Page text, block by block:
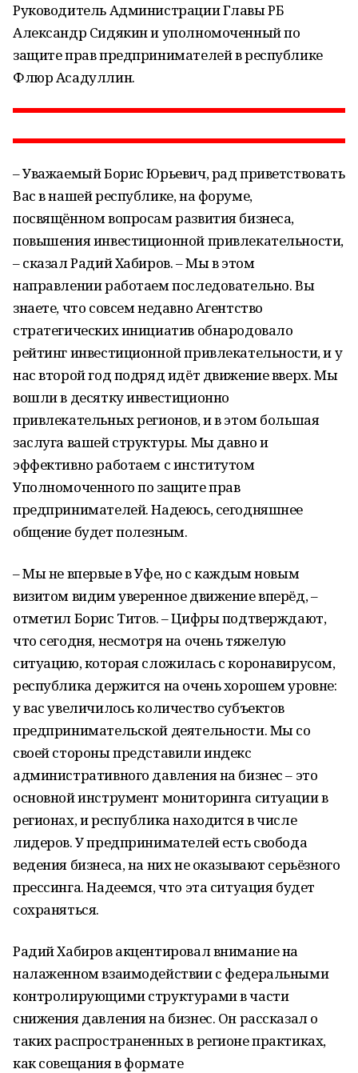
Руководитель Администрации Главы РБ
Александр Сидякин и уполномоченный по
защите прав предпринимателей в республике
Флюр Асадуллин.
– Уважаемый Борис Юрьевич, рад приветствовать
Вас в нашей республике, на форуме,
посвящённом вопросам развития бизнеса,
повышения инвестиционной привлекательности,
– сказал Радий Хабиров. – Мы в этом
направлении работаем последовательно. Вы
знаете, что совсем недавно Агентство
стратегических инициатив обнародовало
рейтинг инвестиционной привлекательности, и у
нас второй год подряд идёт движение вверх. Мы
вошли в десятку инвестиционно
привлекательных регионов, и в этом большая
заслуга вашей структуры. Мы давно и
эффективно работаем с институтом
Уполномоченного по защите прав
предпринимателей. Надеюсь, сегодняшнее
общение будет полезным.
– Мы не впервые в Уфе, но с каждым новым
визитом видим уверенное движение вперёд, –
отметил Борис Титов. – Цифры подтверждают,
что сегодня, несмотря на очень тяжелую
ситуацию, которая сложилась с коронавирусом,
республика держится на очень хорошем уровне:
у вас увеличилось количество субъектов
предпринимательской деятельности. Мы со
своей стороны представили индекс
административного давления на бизнес – это
основной инструмент мониторинга ситуации в
регионах, и республика находится в числе
лидеров. У предпринимателей есть свобода
ведения бизнеса, на них не оказывают серьёзного
прессинга. Надеемся, что эта ситуация будет
сохраняться.
Радий Хабиров акцентировал внимание на
налаженном взаимодействии с федеральными
контролирующими структурами в части
снижения давления на бизнес. Он рассказал о
таких распространенных в регионе практиках,
как совещания в формате